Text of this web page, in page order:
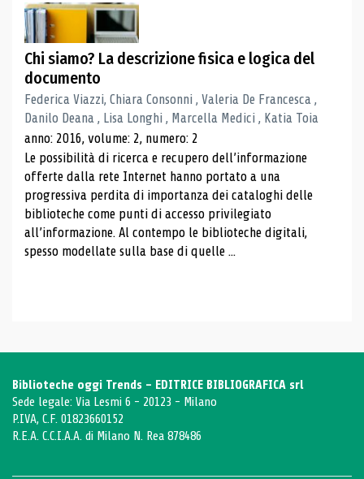
Chi siamo? La descrizione fisica e logica del
documento
Federica Viazzi, Chiara Consonni , Valeria De Francesca ,
Danilo Deana , Lisa Longhi , Marcella Medici , Katia Toia
anno: 2016, volume: 2, numero: 2
Le possibilità di ricerca e recupero dell’informazione
offerte dalla rete Internet hanno portato a una
progressiva perdita di importanza dei cataloghi delle
biblioteche come punti di accesso privilegiato
all’informazione. Al contempo le biblioteche digitali,
spesso modellate sulla base di quelle ...
Biblioteche oggi Trends - EDITRICE BIBLIOGRAFICA srl
Sede legale: Via Lesmi 6 - 20123 - Milano
P.IVA, C.F. 01823660152
R.E.A. C.C.I.A.A. di Milano N. Rea 878486